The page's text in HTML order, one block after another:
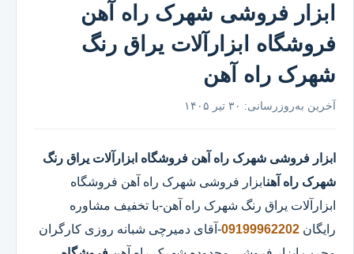
ابزار فروشی شهرک راه آهن
فروشگاه ابزارآلات یراق رنگ
شهرک راه آهن
آخرین به‌روزرسانی: ۳۰ تیر ۱۴۰۵
ابزار فروشی شهرک راه آهن فروشگاه ابزارآلات یراق رنگ
شهرک راه آهنابزار فروشی شهرک راه آهن فروشگاه
ابزارآلات یراق رنگ شهرک راه آهن-با تخفیف مشاوره
رایگان 09199962202-آقای دمیرچی شبانه روزی کارگران